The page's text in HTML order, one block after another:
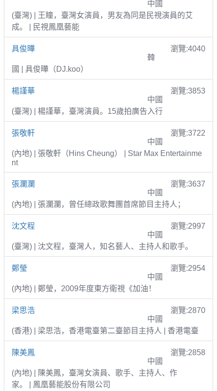
中國
(臺灣) | 王瞳，臺灣女演員，男友為同是民視演員的艾
成。 | 民視鳳凰藝能
具俊曄
瀏覽:4040
韓
國 | 具俊曄（DJ.koo）
楊謹華
瀏覽:3853
中國
(臺灣) | 楊謹華，臺灣演員。15歲拍廣告入行
張敬軒
瀏覽:3722
中國
(內地) | 張敬軒（Hins Cheung） | Star Max Entertainme
nt
張瀾瀾
瀏覽:3637
中國
(內地) | 張瀾瀾，曾任總政歌舞團首席節目主持人；
沈文程
瀏覽:2997
中國
(臺灣) | 沈文程，臺灣人，知名藝人、主持人和歌手。
鄭瑩
瀏覽:2954
中國
(內地) | 鄭瑩，2009年度東方衛視《加油！
梁思浩
瀏覽:2870
中國
(香港) | 梁思浩，香港電臺第二臺節目主持人 | 香港電臺
陳美鳳
瀏覽:2858
中國
(內地) | 陳美鳳，臺灣女演員、歌手、主持人、作
家。 | 鳳凰藝能股份有限公司